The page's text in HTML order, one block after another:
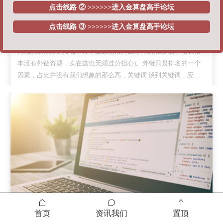
首页 资讯我们 置顶
点击线路 ② >>>>>>进入金算盘高手论坛
点击线路 ③ >>>>>>进入金算盘高手论坛
内容运营优化 六个细节关乎成败
网站想获得好的排名，并不是必须用外链才可以(很多新手站长根
本没有外链资源，实在这也无须过分担心)。外链只是排名的一个
因素，占比并没有我们想象的那么高，关键词 谈到关键词，应该
时候是选择的，因为作为行业来说，企业在某些方面是独一无二